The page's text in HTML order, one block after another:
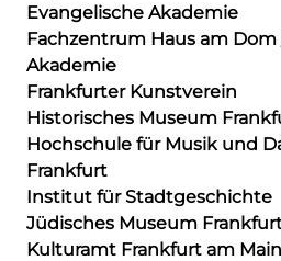
Evangelische Akademie
Fachzentrum Haus am
Akademie
Frankfurter Kunstverein
Historisches Museum
Hochschule für Musik und
Frankfurt
Institut für Stadtgeschichte
Jüdisches Museum
Kulturamt Frankfurt am Main